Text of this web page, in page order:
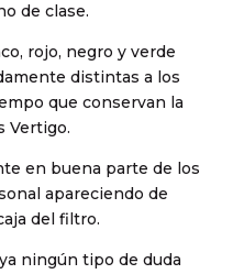
de clase.
rojo, negro y verde
distintas a los
que conservan la
Vertigo.
en buena parte de los
apareciendo de
del filtro.
ningún tipo de duda